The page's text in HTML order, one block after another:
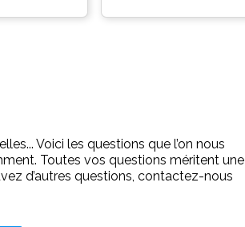
Voici les questions que l’on nous
Toutes vos questions méritent une
d’autres questions, contactez-nous